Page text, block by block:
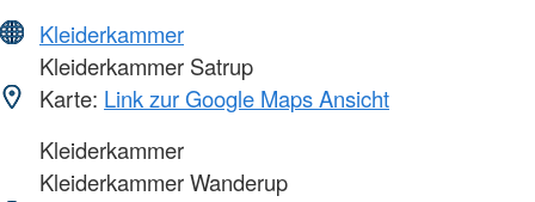
Kleiderkammer
Kleiderkammer Satrup
Karte: Link zur Google Maps Ansicht
Kleiderkammer
Kleiderkammer Wanderup